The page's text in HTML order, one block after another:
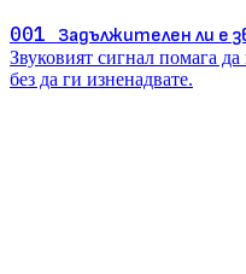
001 Задължителен ли е
Звуковият сигнал помага
без да ги изненадвате.